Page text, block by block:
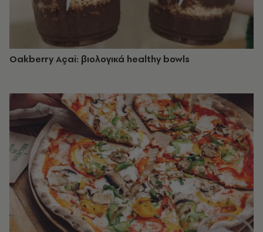
Oakberry Açai: βιολογικά healthy bowls